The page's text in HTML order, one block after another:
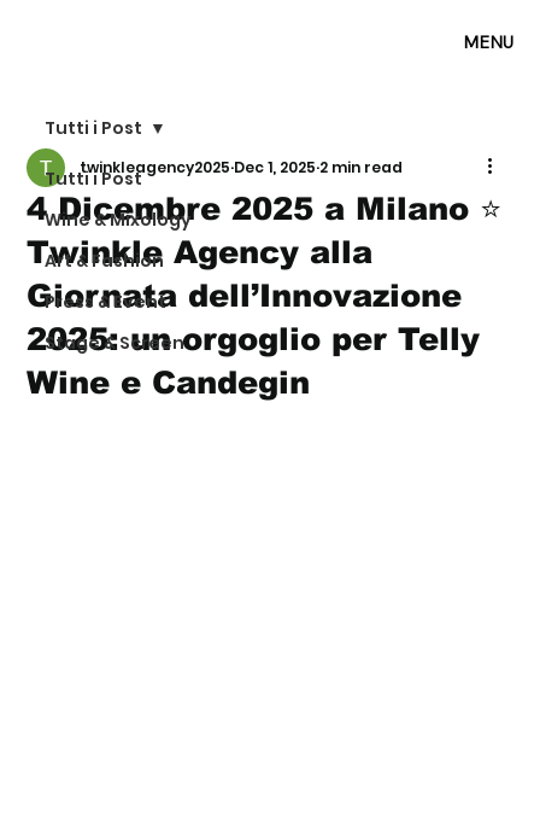
MENU
Tutti i Post
Wine & Mixology
Art & Fashion
Press & Event
Stage & Screen
Tutti i Post
4 Dicembre 2025 a Milano ⭐
Twinkle Agency alla
Giornata dell’Innovazione
2025: un orgoglio per Telly
Wine e Candegin
twinkleagency2025 Dec 1, 2025 2 min read